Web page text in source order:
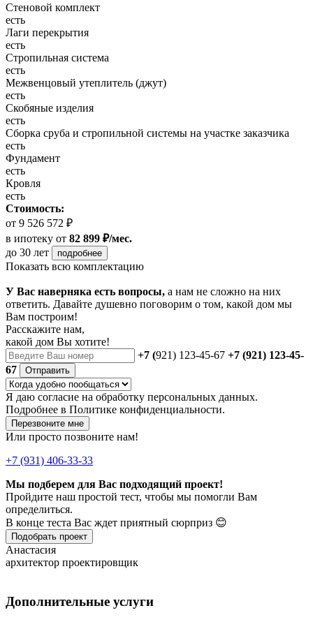
Стеновой комплект
есть
Лаги перекрытия
есть
Стропильная система
есть
Межвенцовый утеплитель (джут)
есть
Скобяные изделия
есть
Сборка сруба и стропильной системы на участке заказчика
есть
Фундамент
есть
Кровля
есть
Стоимость:
от 9 526 572 ₽
в ипотеку от 82 899 ₽/мес.
до 30 лет
подробнее
Показать всю комплектацию
У Вас наверняка есть вопросы, а нам не сложно на них
ответить. Давайте душевно поговорим о том, какой дом мы
Вам построим!
Расскажите нам,
какой дом Вы хотите!
+7 (921) 123-45-67 +7 (921) 123-45-
67
Отправить
Я даю согласие на обработку персональных данных.
Подробнее в Политике конфиденциальности.
Перезвоните мне
Или просто позвоните нам!
+7 (931) 406-33-33
Мы подберем для Вас подходящий проект!
Пройдите наш простой тест, чтобы мы помогли Вам
определиться.
В конце теста Вас ждет приятный сюрприз 😊
Подобрать проект
Анастасия
архитектор проектировщик
Дополнительные услуги